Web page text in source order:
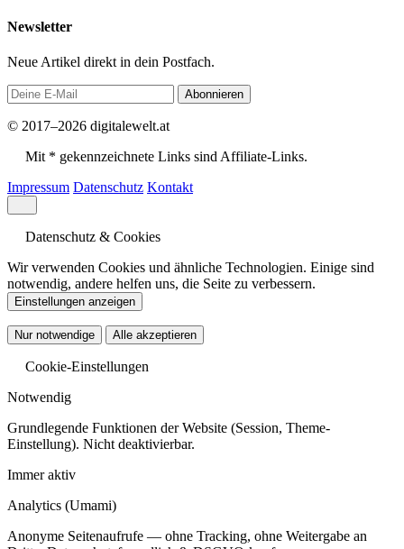
Newsletter
Neue Artikel direkt in dein Postfach.
Abonnieren
© 2017–2026 digitalewelt.at
Mit * gekennzeichnete Links sind Affiliate-Links.
Impressum Datenschutz Kontakt
Datenschutz & Cookies
Wir verwenden Cookies und ähnliche Technologien. Einige sind
notwendig, andere helfen uns, die Seite zu verbessern.
Einstellungen anzeigen
Nur notwendige Alle akzeptieren
Cookie-Einstellungen
Notwendig
Grundlegende Funktionen der Website (Session, Theme-
Einstellung). Nicht deaktivierbar.
Immer aktiv
Analytics (Umami)
Anonyme Seitenaufrufe — ohne Tracking, ohne Weitergabe an